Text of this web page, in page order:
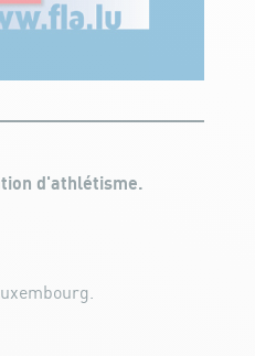
d'athlétisme.